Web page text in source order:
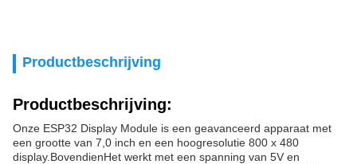
Productbeschrijving
Productbeschrijving:
Onze ESP32 Display Module is een geavanceerd apparaat met
een grootte van 7,0 inch en een hoogresolutie 800 x 480
display.BovendienHet werkt met een spanning van 5V en